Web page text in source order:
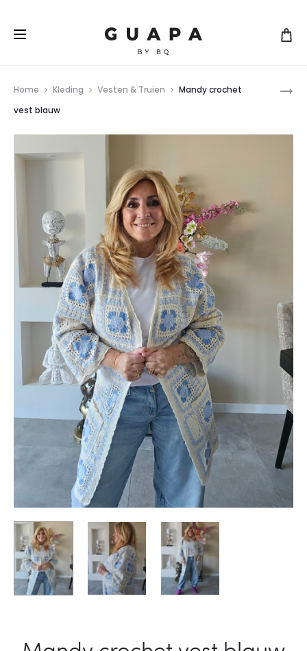
BOHO
Home Kleding Vesten & Truien
Mandy crochet
vest blauw